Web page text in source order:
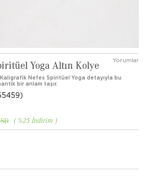
Yoga Altın Kolye Yorumlar
Nefes Spiritüel Yoga detayıyla bu
bir anlam taşır.
%25 İndirim